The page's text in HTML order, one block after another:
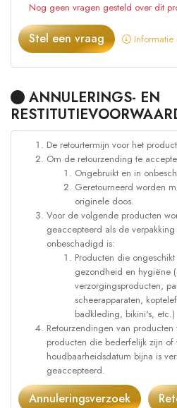
Nog geen vragen gesteld over dit
Stel een vraag
ANNULERINGS- EN
De retourtermijn voor het
Om de retourzending te
Ongebruikt en in
Geretourneerd worden
originele doos.
Voor de volgende producten
geaccepteerd als de
onbeschadigd is:
Producten die
gezondheid en hygiëne
verzorgingsproducten,
scheerapparaten,
badkleding, bikini's, etc.)
Retourzendingen van
producten die bederfelijk zijn of
houdbaarheidsdatum bijna is
geaccepteerd.
Annuleringsverzoek